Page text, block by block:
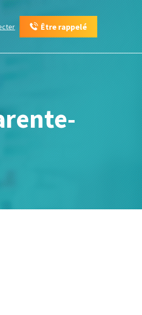
Être rappelé